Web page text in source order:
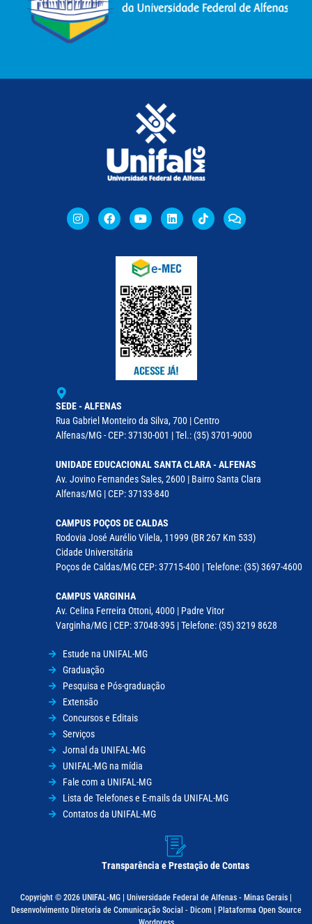
SEDE - ALFENAS
Rua Gabriel Monteiro da Silva, 700 | Centro
Alfenas/MG - CEP: 37130-001 | Tel.: (35) 3701-9000
UNIDADE EDUCACIONAL SANTA CLARA - ALFENAS
Av. Jovino Fernandes Sales, 2600 | Bairro Santa Clara
Alfenas/MG | CEP: 37133-840
CAMPUS POÇOS DE CALDAS
Rodovia José Aurélio Vilela, 11999 (BR 267 Km 533)
Cidade Universitária
Poços de Caldas/MG CEP: 37715-400 | Telefone: (35) 3697-4600
CAMPUS VARGINHA
Av. Celina Ferreira Ottoni, 4000 | Padre Vitor
Varginha/MG | CEP: 37048-395 | Telefone: (35) 3219 8628
Estude na UNIFAL-MG
Graduação
Pesquisa e Pós-graduação
Extensão
Concursos e Editais
Serviços
Jornal da UNIFAL-MG
UNIFAL-MG na mídia
Fale com a UNIFAL-MG
Lista de Telefones e E-mails da UNIFAL-MG
Contatos da UNIFAL-MG
Transparência e Prestação de Contas
Copyright © 2026 UNIFAL-MG | Universidade Federal de Alfenas - Minas Gerais |
Desenvolvimento Diretoria de Comunicação Social - Dicom | Plataforma Open Source